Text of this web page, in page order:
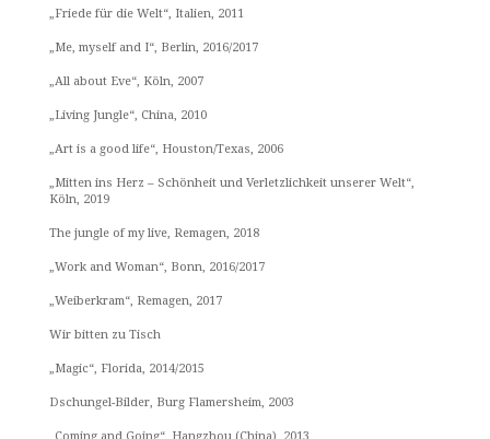
„Friede für die Welt“, Italien, 2011
„Me, myself and I“, Berlin, 2016/2017
„All about Eve“, Köln, 2007
„Living Jungle“, China, 2010
„Art is a good life“, Houston/Texas, 2006
„Mitten ins Herz – Schönheit und Verletzlichkeit unserer Welt“,
Köln, 2019
The jungle of my live, Remagen, 2018
„Work and Woman“, Bonn, 2016/2017
„Weiberkram“, Remagen, 2017
Wir bitten zu Tisch
„Magic“, Florida, 2014/2015
Dschungel-Bilder, Burg Flamersheim, 2003